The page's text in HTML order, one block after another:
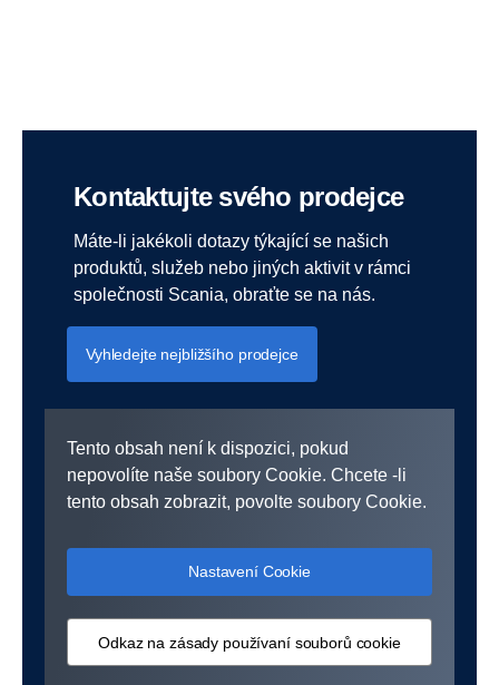
Kontaktujte svého prodejce
Máte-li jakékoli dotazy týkající se našich
produktů, služeb nebo jiných aktivit v rámci
společnosti Scania, obraťte se na nás.
Vyhledejte nejbližšího prodejce
Tento obsah není k dispozici, pokud
nepovolíte naše soubory Cookie. Chcete -li
tento obsah zobrazit, povolte soubory Cookie.
Nastavení Cookie
Odkaz na zásady používaní souborů cookie